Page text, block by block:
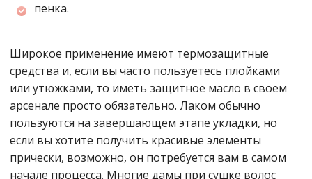
пенка.
Широкое применение имеют термозащитные
средства и, если вы часто пользуетесь плойками
или утюжками, то иметь защитное масло в своем
арсенале просто обязательно. Лаком обычно
пользуются на завершающем этапе укладки, но
если вы хотите получить красивые элементы
прически, возможно, он потребуется вам в самом
начале процесса. Многие дамы при сушке волос